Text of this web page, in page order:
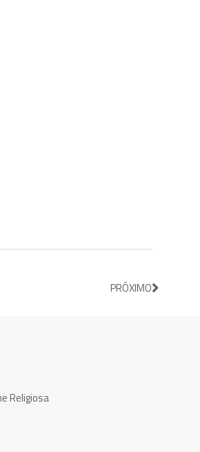
PRÓXIMO
Religiosa